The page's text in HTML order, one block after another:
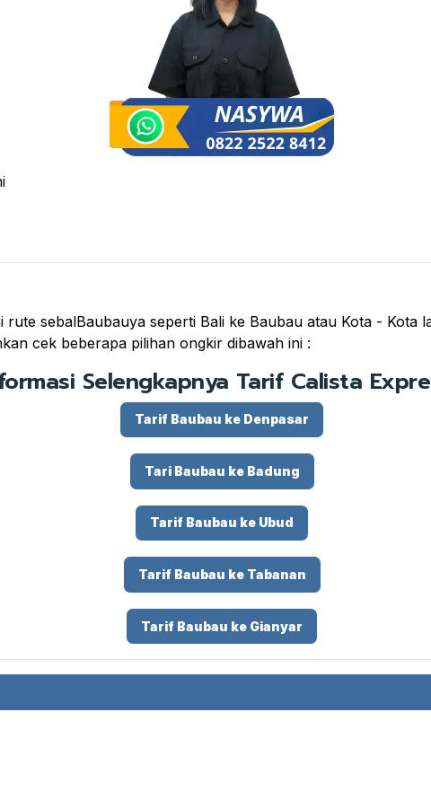
sebalBaubauya seperti Bali ke Baubau atau Kota - Kota
cek beberapa pilihan ongkir dibawah ini :
Selengkapnya Tarif Calista
Tarif Baubau ke Denpasar
Tari Baubau ke Badung
Tarif Baubau ke Ubud
Tarif Baubau ke Tabanan
Tarif Baubau ke Gianyar